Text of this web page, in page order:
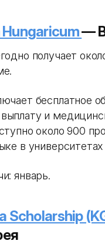
—
получает
бесплатное
и
около 900
в
январь.
Scholarship